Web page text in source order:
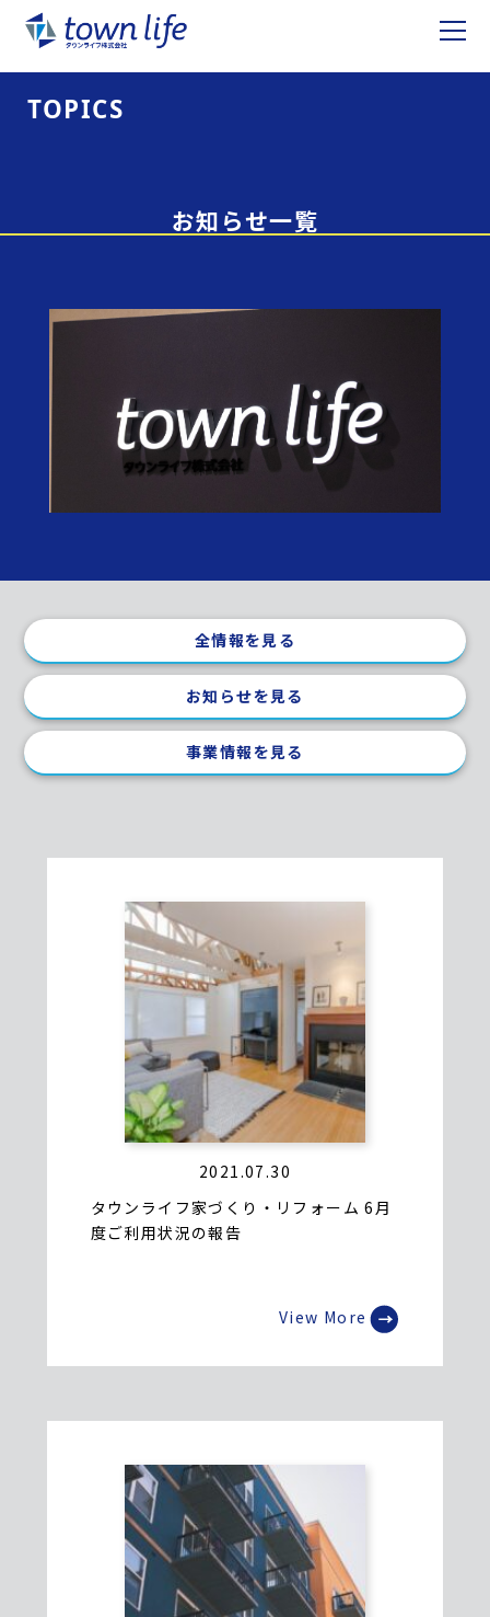
お知らせ一覧
TOPICS
全情報を見る
お知らせを見る
事業情報を見る
2021.07.30
タウンライフ家づくり・リフォーム 6月
度ご利用状況の報告
View More